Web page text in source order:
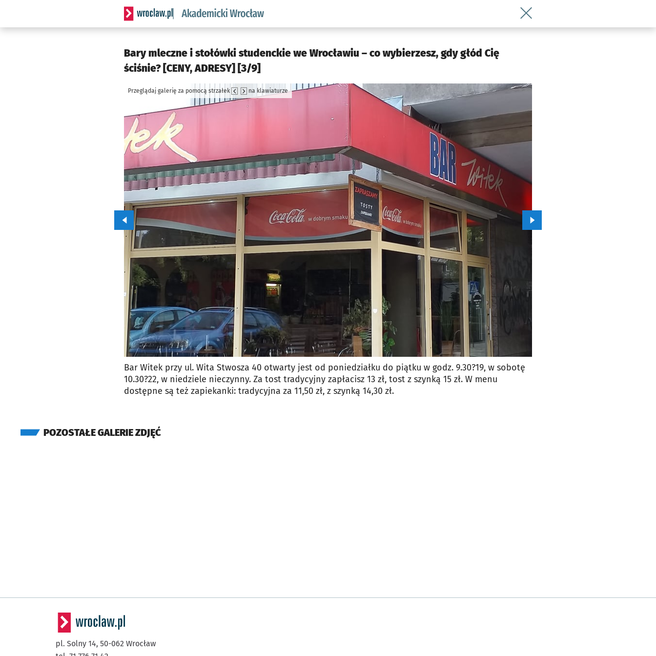
Serwis informacyjny wroclaw.pl podserwis: Akademicki Wrocław
Wróć do artykułu Bary mleczne i
Bary mleczne i stołówki studenckie we Wrocławiu – co wybierzesz, gdy głód Cię
ściśnie? [CENY, ADRESY] [3/9]
Przeglądaj galerię za pomocą strzałek na klawiaturze
Przejdź do poprzedniego zdjęcia. Przejdź do kolejnego zdjęcia.
Bar Witek przy ul. Wita Stwosza 40 otwarty jest od poniedziałku do piątku w godz. 9.30?19, w sobotę
10.30?22, w niedziele nieczynny. Za tost tradycyjny zapłacisz 13 zł, tost z szynką 15 zł. W menu
dostępne są też zapiekanki: tradycyjna za 11,50 zł, z szynką 14,30 zł.
POZOSTAŁE GALERIE ZDJĘĆ
pl. Solny 14, 50-062 Wrocław